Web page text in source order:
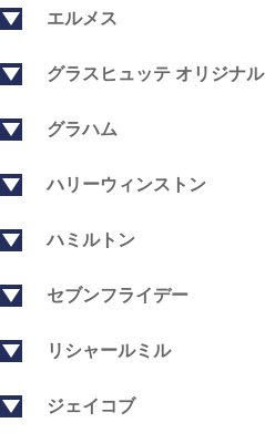
エルメス
グラスヒュッテ オリジナル
グラハム
ハリーウィンストン
ハミルトン
セブンフライデー
リシャールミル
ジェイコブ